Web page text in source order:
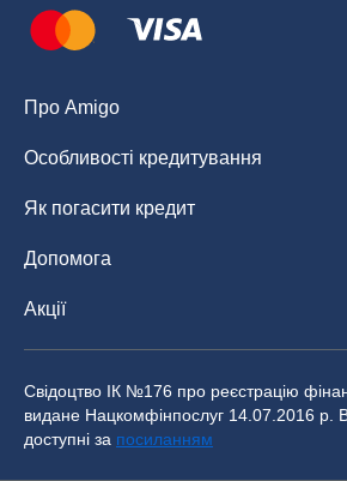
Про Amigo
Особливості кредитування
Як погасити кредит
Допомога
Акції
Свідоцтво ІК №176 про реєстрацію
видане Нацкомфінпослуг 14.07.2016 р.
доступні за посиланням